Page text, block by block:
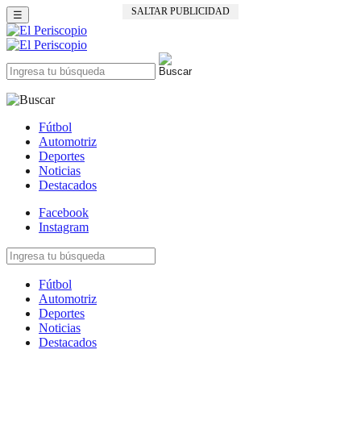
SALTAR PUBLICIDAD
☰
Fútbol
Automotriz
Deportes
Noticias
Destacados
Facebook
Instagram
Fútbol
Automotriz
Deportes
Noticias
Destacados